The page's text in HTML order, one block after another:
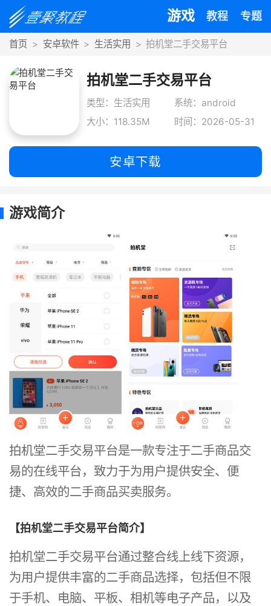
游戏 教程 专题
首页 安卓软件 生活实用 拍机堂二手交易平台
拍机堂二手交易平台
类型：生活实用
系统：android
大小：118.35M
时间：2026-05-31
安卓下载
游戏简介
拍机堂二手交易平台是一款专注于二手商品交
易的在线平台，致力于为用户提供安全、便
捷、高效的二手商品买卖服务。
【拍机堂二手交易平台简介】
拍机堂二手交易平台通过整合线上线下资源，
为用户提供丰富的二手商品选择，包括但不限
于手机、电脑、平板、相机等电子产品，以及